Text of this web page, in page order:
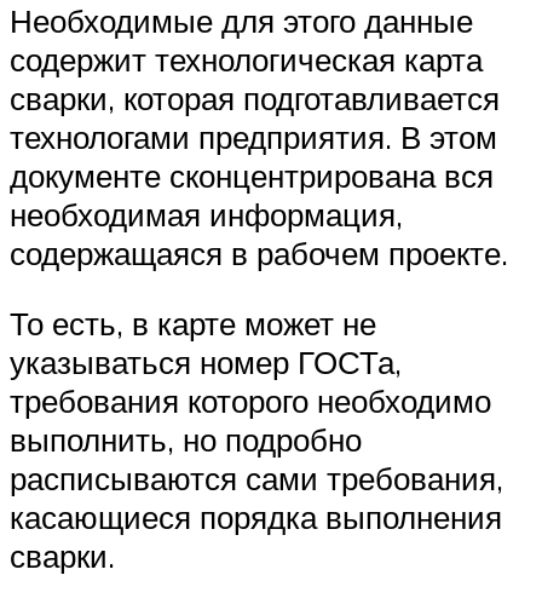
Необходимые для этого данные
содержит технологическая карта
сварки, которая подготавливается
технологами предприятия. В этом
документе сконцентрирована вся
необходимая информация,
содержащаяся в рабочем проекте.
То есть, в карте может не
указываться номер ГОСТа,
требования которого необходимо
выполнить, но подробно
расписываются сами требования,
касающиеся порядка выполнения
сварки.